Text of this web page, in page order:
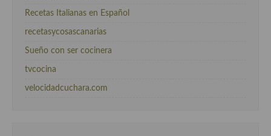
Recetas Italianas en Español
recetasycosascanarias
Sueño con ser cocinera
tvcocina
velocidadcuchara.com